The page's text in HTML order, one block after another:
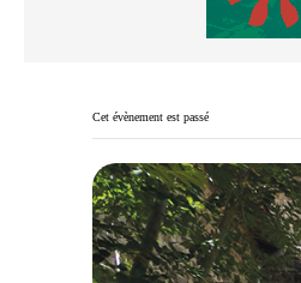
Cet évènement est passé